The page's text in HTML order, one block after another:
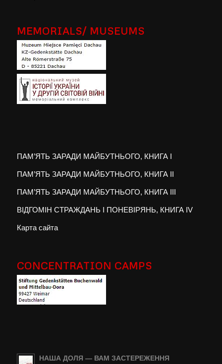
MEMORIALS/ MUSEUMS
ПАМ’ЯТЬ ЗАРАДИ МАЙБУТНЬОГО, КНИГА I
ПАМ’ЯТЬ ЗАРАДИ МАЙБУТНЬОГО, КНИГА II
ПАМ’ЯТЬ ЗАРАДИ МАЙБУТНЬОГО, КНИГА III
ВІДГОМІН СТРАЖДАНЬ І ПОНЕВІРЯНЬ, КНИГА IV
Карта сайта
CONCENTRATION CAMPS
НАША ДОЛЯ — ВАМ ЗАСТЕРЕЖЕННЯ